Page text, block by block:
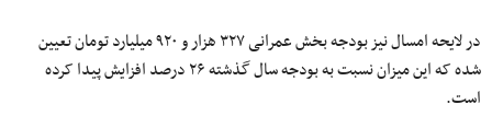
در لایحه امسال نیز بودجه بخش عمرانی ۳۲۷ هزار و ۹۲۰ میلیارد تومان تعیین
شده که این میزان نسبت به بودجه سال گذشته ۲۶ درصد افزایش پیدا کرده
است.